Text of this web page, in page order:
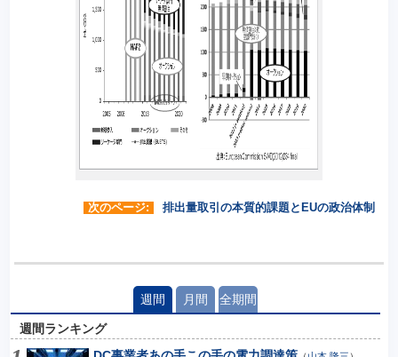
次のページ: 排出量取引の本質的課題とEUの政治体制
週間 月間 全期間
週間ランキング